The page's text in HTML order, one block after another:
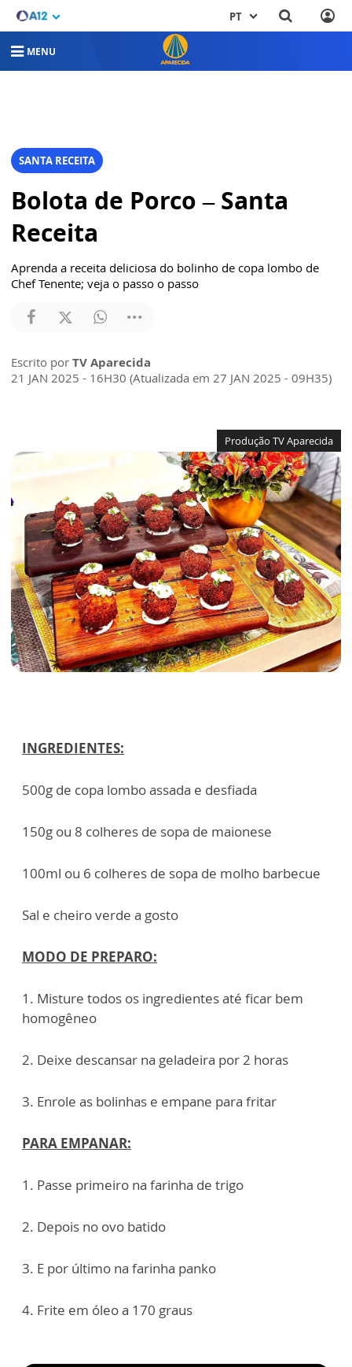
PT
MENU
SANTA RECEITA
Bolota de Porco – Santa
Receita
Aprenda a receita deliciosa do bolinho de copa lombo de
Chef Tenente; veja o passo o passo
Escrito por TV Aparecida
21 JAN 2025 - 16H30 (Atualizada em 27 JAN 2025 - 09H35)
Produção TV Aparecida
INGREDIENTES:
500g de copa lombo assada e desfiada
150g ou 8 colheres de sopa de maionese
100ml ou 6 colheres de sopa de molho barbecue
Sal e cheiro verde a gosto
MODO DE PREPARO:
1. Misture todos os ingredientes até ficar bem
homogêneo
2. Deixe descansar na geladeira por 2 horas
3. Enrole as bolinhas e empane para fritar
PARA EMPANAR:
1. Passe primeiro na farinha de trigo
2. Depois no ovo batido
3. ⁠E por último na farinha panko
4. Frite em óleo a 170 graus